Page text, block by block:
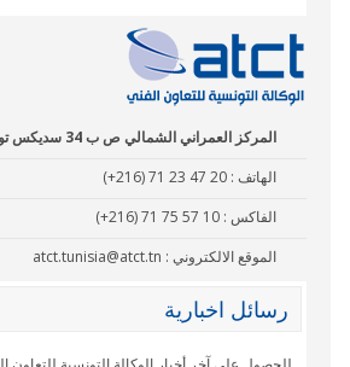
المركز العمراني الشمالي ص ب 34 سديكس تونس 1080
الهاتف :(+216) 71 23 47 20
الفاكس :(+216) 71 75 57 10
الموقع الالكتروني :atct.tunisia@atct.tn
رسائل اخبارية